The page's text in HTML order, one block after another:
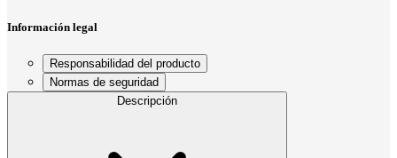
Información legal
Responsabilidad del producto
Normas de seguridad
Descripción